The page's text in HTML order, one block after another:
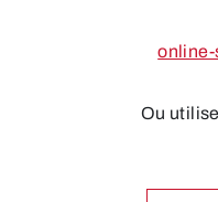
online-
Ou